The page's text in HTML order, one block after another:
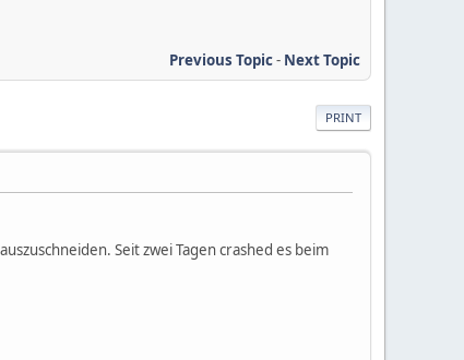
Previous Topic- Next Topic
PRINT
Seit zwei Tagen crashed es beim